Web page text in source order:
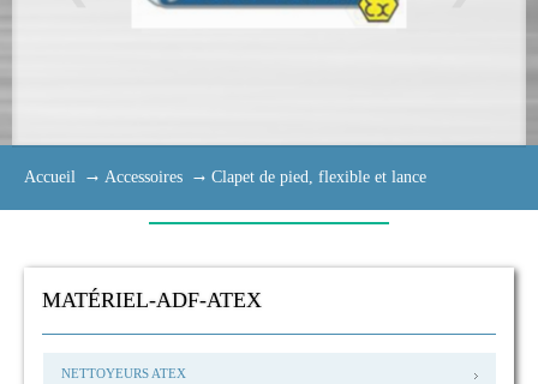
Accueil Accessoires Clapet de pied, flexible et lance
MATÉRIEL-ADF-ATEX
NETTOYEURS ATEX